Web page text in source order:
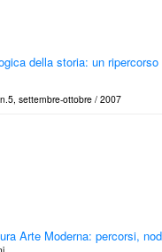
della storia: un
settembre-ottobre / 2007
Arte Moderna: percorsi,